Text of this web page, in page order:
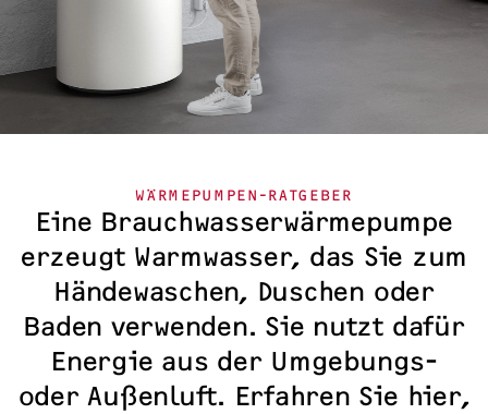
WÄRMEPUMPEN-RATGEBER
Eine Brauchwasserwärmepumpe
erzeugt Warmwasser, das Sie zum
Händewaschen, Duschen oder
Baden verwenden. Sie nutzt dafür
Energie aus der Umgebungs-
oder Außenluft. Erfahren Sie hier,